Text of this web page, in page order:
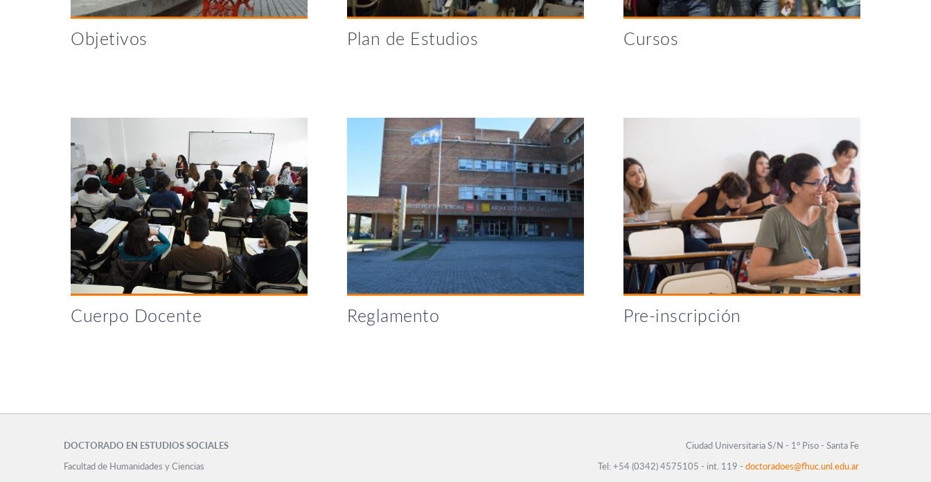
Objetivos Plan de Estudios Cursos
Cuerpo Docente Reglamento Pre-inscripción
DOCTORADO EN ESTUDIOS SOCIALES
Ciudad Universitaria S/N - 1° Piso - Santa Fe
Facultad de Humanidades y Ciencias
Tel: +54 (0342) 4575105 - int. 119 -doctoradoes@fhuc.unl.edu.ar